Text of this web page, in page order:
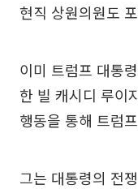
현직 상원의원도
이미 트럼프 대통
한 빌 캐시디 루이
행동을 통해 트럼
그는 대통령의 전